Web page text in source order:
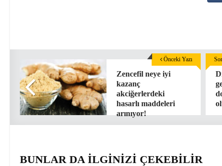
Zencefil neye iyi
kazanç
akciğerlerdeki
hasarlı maddeleri
arınıyor!
Önceki Yazı
BUNLAR DA İLGİNİZİ ÇEKEBİLİR